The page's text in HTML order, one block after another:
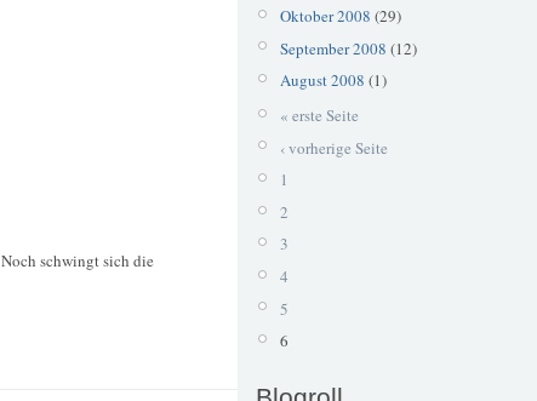
Noch schwingt sich die
Oktober 2008 (29)
September 2008 (12)
August 2008 (1)
« erste Seite
‹ vorherige Seite
1
2
3
4
5
6